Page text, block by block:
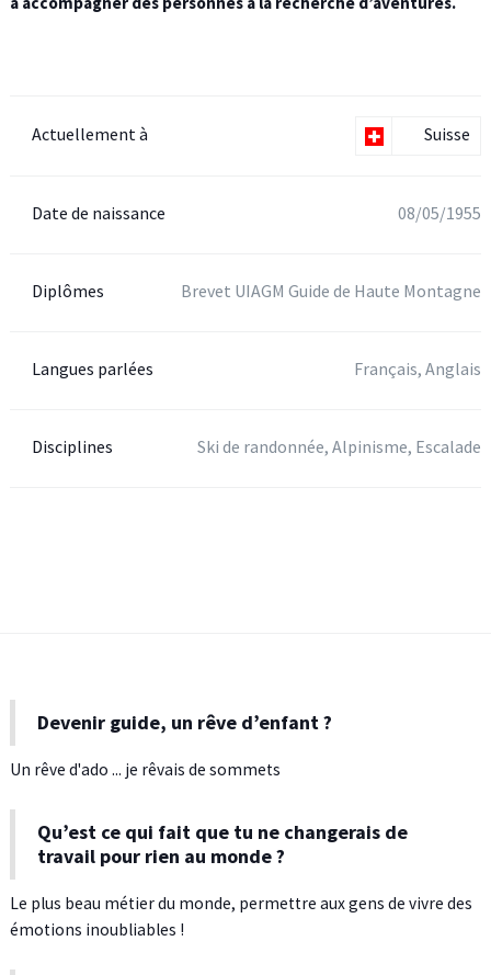
Actuellement à Suisse
Date de naissance 08/05/1955
Diplômes Brevet UIAGM Guide de Haute Montagne
Langues parlées Français, Anglais
Disciplines Ski de randonnée, Alpinisme, Escalade
Devenir guide, un rêve d’enfant ?
Un rêve d'ado ... je rêvais de sommets
Qu’est ce qui fait que tu ne changerais de
travail pour rien au monde ?
Le plus beau métier du monde, permettre aux gens de vivre des
émotions inoubliables !